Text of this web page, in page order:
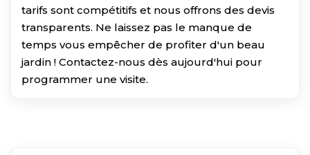
tarifs sont compétitifs et nous offrons des devis
transparents. Ne laissez pas le manque de
temps vous empêcher de profiter d'un beau
jardin ! Contactez-nous dès aujourd'hui pour
programmer une visite.